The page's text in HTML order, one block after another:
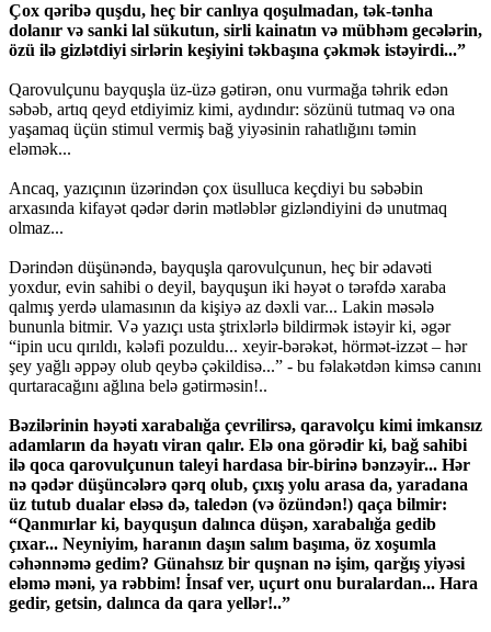
Çox qəribə quşdu, heç bir canlıya qoşulmadan, tək-tənha
dolanır və sanki lal sükutun, sirli kainatın və mübhəm gecələrin,
özü ilə gizlətdiyi sirlərin keşiyini təkbaşına çəkmək istəyirdi...”
Qarovulçunu bayquşla üz-üzə gətirən, onu vurmağa təhrik edən
səbəb, artıq qeyd etdiyimiz kimi, aydındır: sözünü tutmaq və ona
yaşamaq üçün stimul vermiş bağ yiyəsinin rahatlığını təmin
eləmək...
Ancaq, yazıçının üzərindən çox üsulluca keçdiyi bu səbəbin
arxasında kifayət qədər dərin mətləblər gizləndiyini də unutmaq
olmaz...
Dərindən düşünəndə, bayquşla qarovulçunun, heç bir ədavəti
yoxdur, evin sahibi o deyil, bayquşun iki həyət o tərəfdə xaraba
qalmış yerdə ulamasının da kişiyə az dəxli var... Lakin məsələ
bununla bitmir. Və yazıçı usta ştrixlərlə bildirmək istəyir ki, əgər
“ipin ucu qırıldı, kələfi pozuldu... xeyir-bərəkət, hörmət-izzət – hər
şey yağlı əppəy olub qeybə çəkildisə...” - bu fəlakətdən kimsə canını
qurtaracağını ağlına belə gətirməsin!..
Bəzilərinin həyəti xarabalığa çevrilirsə, qaravolçu kimi imkansız
adamların da həyatı viran qalır. Elə ona görədir ki, bağ sahibi
ilə qoca qarovulçunun taleyi hardasa bir-birinə bənzəyir... Hər
nə qədər düşüncələrə qərq olub, çıxış yolu arasa da, yaradana
üz tutub dualar eləsə də, taledən (və özündən!) qaça bilmir:
“Qanmırlar ki, bayquşun dalınca düşən, xarabalığa gedib
çıxar... Neyniyim, haranın daşın salım başıma, öz xoşumla
cəhənnəmə gedim? Günahsız bir quşnan nə işim, qarğış yiyəsi
eləmə məni, ya rəbbim! İnsaf ver, uçurt onu buralardan... Hara
gedir, getsin, dalınca da qara yellər!..”